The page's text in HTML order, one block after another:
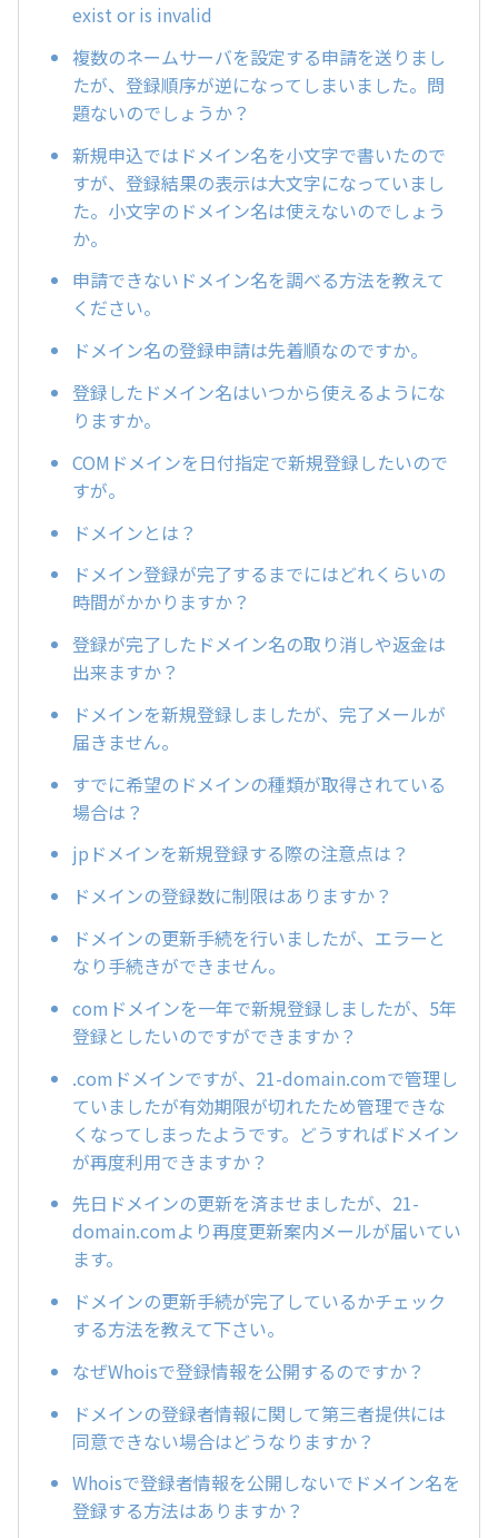
exist or is invalid
複数のネームサーバを設定する申請を送りまし
たが、登録順序が逆になってしまいました。問
題ないのでしょうか？
新規申込ではドメイン名を小文字で書いたので
すが、登録結果の表示は大文字になっていまし
た。小文字のドメイン名は使えないのでしょう
か。
申請できないドメイン名を調べる方法を教えて
ください。
ドメイン名の登録申請は先着順なのですか。
登録したドメイン名はいつから使えるようにな
りますか。
COMドメインを日付指定で新規登録したいので
すが。
ドメインとは？
ドメイン登録が完了するまでにはどれくらいの
時間がかかりますか？
登録が完了したドメイン名の取り消しや返金は
出来ますか？
ドメインを新規登録しましたが、完了メールが
届きません。
すでに希望のドメインの種類が取得されている
場合は？
jpドメインを新規登録する際の注意点は？
ドメインの登録数に制限はありますか？
ドメインの更新手続を行いましたが、エラーと
なり手続きができません。
comドメインを一年で新規登録しましたが、5年
登録としたいのですができますか？
.comドメインですが、21-domain.comで管理し
ていましたが有効期限が切れたため管理できな
くなってしまったようです。どうすればドメイン
が再度利用できますか？
先日ドメインの更新を済ませましたが、21-
domain.comより再度更新案内メールが届いてい
ます。
ドメインの更新手続が完了しているかチェック
する方法を教えて下さい。
なぜWhoisで登録情報を公開するのですか？
ドメインの登録者情報に関して第三者提供には
同意できない場合はどうなりますか？
Whoisで登録者情報を公開しないでドメイン名を
登録する方法はありますか？